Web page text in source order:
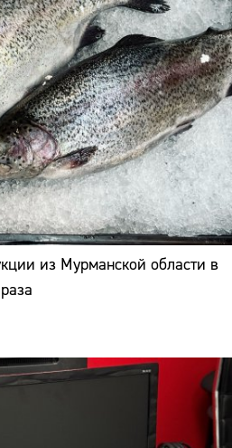
из Мурманской области в